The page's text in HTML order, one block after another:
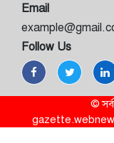
Email
Follow Us
©